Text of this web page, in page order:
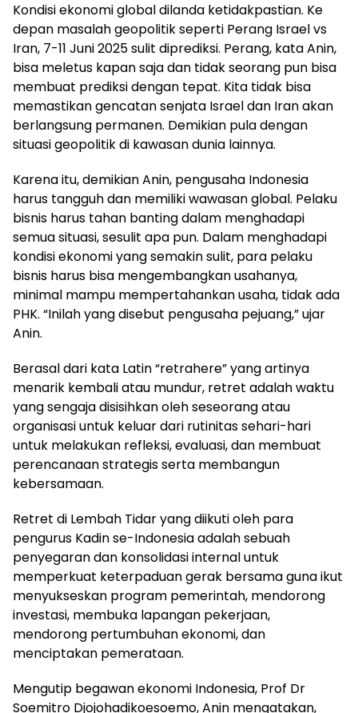
Kondisi ekonomi global dilanda ketidakpastian. Ke
depan masalah geopolitik seperti Perang Israel vs
Iran, 7-11 Juni 2025 sulit diprediksi. Perang, kata Anin,
bisa meletus kapan saja dan tidak seorang pun bisa
membuat prediksi dengan tepat. Kita tidak bisa
memastikan gencatan senjata Israel dan Iran akan
berlangsung permanen. Demikian pula dengan
situasi geopolitik di kawasan dunia lainnya.
Karena itu, demikian Anin, pengusaha Indonesia
harus tangguh dan memiliki wawasan global. Pelaku
bisnis harus tahan banting dalam menghadapi
semua situasi, sesulit apa pun. Dalam menghadapi
kondisi ekonomi yang semakin sulit, para pelaku
bisnis harus bisa mengembangkan usahanya,
minimal mampu mempertahankan usaha, tidak ada
PHK. “Inilah yang disebut pengusaha pejuang,” ujar
Anin.
Berasal dari kata Latin “retrahere” yang artinya
menarik kembali atau mundur, retret adalah waktu
yang sengaja disisihkan oleh seseorang atau
organisasi untuk keluar dari rutinitas sehari-hari
untuk melakukan refleksi, evaluasi, dan membuat
perencanaan strategis serta membangun
kebersamaan.
Retret di Lembah Tidar yang diikuti oleh para
pengurus Kadin se-Indonesia adalah sebuah
penyegaran dan konsolidasi internal untuk
memperkuat keterpaduan gerak bersama guna ikut
menyukseskan program pemerintah, mendorong
investasi, membuka lapangan pekerjaan,
mendorong pertumbuhan ekonomi, dan
menciptakan pemerataan.
Mengutip begawan ekonomi Indonesia, Prof Dr
Soemitro Djojohadikoesoemo, Anin mengatakan,